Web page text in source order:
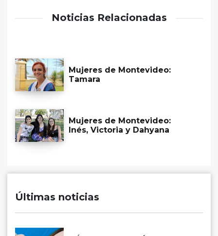
Noticias Relacionadas
Mujeres de Montevideo:
Tamara
Mujeres de Montevideo:
Inés, Victoria y Dahyana
Últimas noticias